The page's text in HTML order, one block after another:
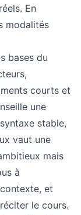
En
modalités
bases du
courts et
une
stable,
vaut une
mais
à
et
le cours.